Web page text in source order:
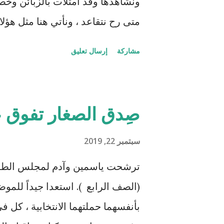
متى رح نتقاعد ، ونأتي هنا مثل
22000
المالية والتي تمخضت في
الرئيسي في رأيي والذي يتكرر
على التكيف مع الظروف الجديدة
little too late ، وكابرت بالا...
مشاركة إرسال تعليق
صِدق الصغار تفوق
سبتمبر 22, 2019
ترشحت ياسمين وآدم لمجلس
(الصف الرابع ). استعدا جيداً
بأنفسهما حملتهما الانتخابية